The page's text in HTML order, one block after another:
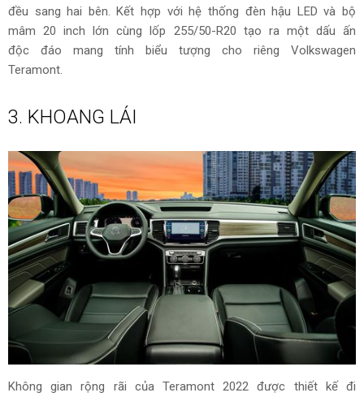
đều sang hai bên.Kết hợp với hệ thống đèn hậu LED và bộ
mâm 20 inch lớn cùng lốp 255/50-R20 tạo ra một dấu ấn
độc đáo mang tính biểu tượng cho riêng Volkswagen
Teramont.
3. KHOANG LÁI
Không gian rộng rãi của Teramont 2022 được thiết kế đi